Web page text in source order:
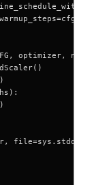
optimizer,
file=sys.stdout)